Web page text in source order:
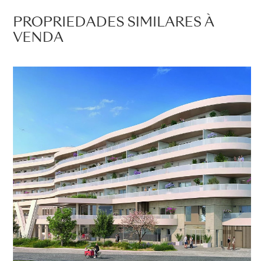
PROPRIEDADES SIMILARES À
VENDA